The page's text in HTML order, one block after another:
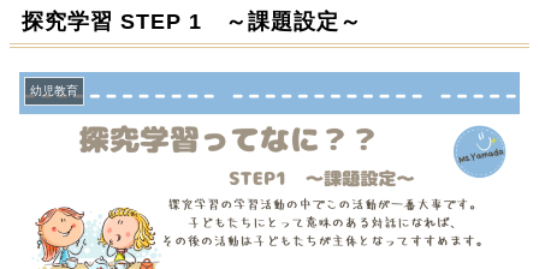
探究学習 STEP 1 ～課題設定～
幼児教育